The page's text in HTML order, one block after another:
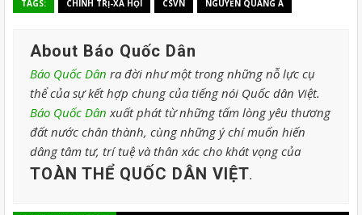
TAGS: CHÍNH TRỊ-XÃ HỘI CSVN NGUYỄN QUANG A
About Báo Quốc Dân
Báo Quốc Dân ra đời như một trong những nỗ lực cụ
thể của sự kết hợp chung của tiếng nói Quốc dân Việt.
Báo Quốc Dân xuất phát từ những tấm lòng yêu thương
đất nước chân thành, cùng những ý chí muốn hiến
dâng tâm tư, trí tuệ và thân xác cho khát vọng của
TOÀN THỂ QUỐC DÂN VIỆT.